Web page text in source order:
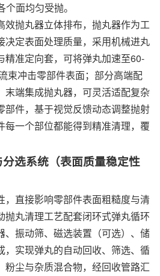
面均匀受抛。
效抛丸器立体排布，抛丸器作为工
决定表面处理质量，采用机械进丸
精准定向套，可将弹丸加速至60-
束冲击零部件表面；部分高端配
末端集成抛丸器，可灵活适配复杂
部件，基于视觉反馈动态调整抛射
每一个部位都能得到精准清理，覆
选系统（表面质量稳定性
，直接影响零部件表面粗糙度与清
抛丸清理工艺配套闭环式弹丸循环
、振动筛、磁选装置（可选）、储
，实现弹丸的自动回收、筛选、循
粉尘与杂质混合物，经回收管路汇